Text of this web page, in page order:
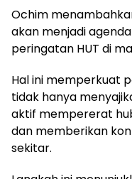
Ochim
akan menjadi
peringatan HUT di
Hal ini memperkuat
tidak hanya
aktif mempererat
dan memberikan
sekitar.